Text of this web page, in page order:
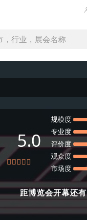
，行业，展会名称
5.0
规模度
专业度
评价度
观众度
市场度
距博览会开幕还有